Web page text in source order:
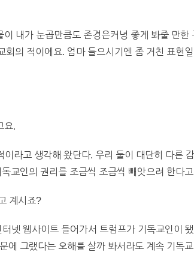
내가 눈곱만큼도 존경은커녕 좋게 봐줄 만한
의 적이에요. 엄마 들으시기엔 좀 거친 표현
요.
라고 생각해 왔단다. 우리 둘이 대단히 다른
교인의 권리를 조금씩 조금씩 빼앗으려 한다
계시죠?
넷 웹사이트 들어가서 트럼프가 기독교인이
에 그랬다는 오해를 살까 봐서라도 계속 기독